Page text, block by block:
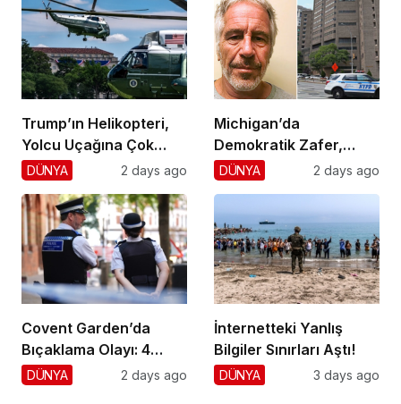
Trump’ın Helikopteri,
Yolcu Uçağına Çok
Yaklaştı!
DÜNYA 2 days ago
Michigan’da
Demokratik Zafer,
Cumhuriyetçilere
DÜNYA 2 days ago
Covent Garden’da
Bıçaklama Olayı: 4
Yaralı, 1 Gözaltı
DÜNYA 2 days ago
İnternetteki Yanlış
Bilgiler Sınırları Aştı!
DÜNYA 3 days ago